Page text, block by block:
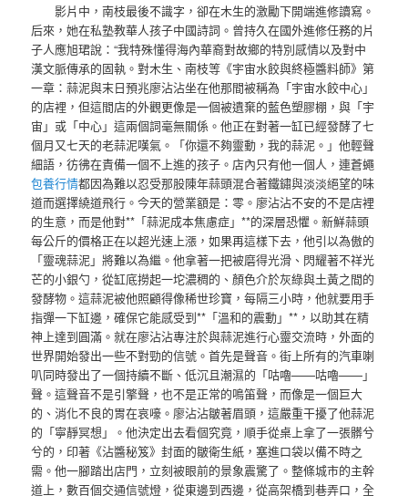
影片中，南枝最後不識字，卻在木生的激勵下開端進修讀寫。
后來，她在私塾教華人孩子中國詩詞。曾持久在國外進修任務的片
子人應旭珺說：“我特殊懂得海內華裔對故鄉的特別感情以及對中
漢文脈傳承的固執。對木生、南枝等《宇宙水餃與終極醬料師》第
一章：蒜泥與末日預兆廖沾沾坐在他那間被稱為「宇宙水餃中心」
的店裡，但這間店的外觀更像是一個被遺棄的藍色塑膠棚，與「宇
宙」或「中心」這兩個詞毫無關係。他正在對著一缸已經發酵了七
個月又七天的老蒜泥嘆氣。「你還不夠靈動，我的蒜泥。」他輕聲
細語，彷彿在責備一個不上進的孩子。店內只有他一個人，連蒼蠅
包養行情都因為難以忍受那股陳年蒜頭混合著鐵鏽與淡淡絕望的味
道而選擇繞道飛行。今天的營業額是：零。廖沾沾不安的不是店裡
的生意，而是他對**「蒜泥成本焦慮症」**的深層恐懼。新鮮蒜頭
每公斤的價格正在以超光速上漲，如果再這樣下去，他引以為傲的
「靈魂蒜泥」將難以為繼。他拿著一把被磨得光滑、閃耀著不祥光
芒的小銀勺，從缸底撈起一坨濃稠的、顏色介於灰綠與土黃之間的
發酵物。這蒜泥被他照顧得像稀世珍寶，每隔三小時，他就要用手
指彈一下缸邊，確保它能感受到**「溫和的震動」**，以助其在精
神上達到圓滿。就在廖沾沾專注於與蒜泥進行心靈交流時，外面的
世界開始發出一些不對勁的信號。首先是聲音。街上所有的汽車喇
叭同時發出了一個持續不斷、低沉且潮濕的「咕嚕——咕嚕——」
聲。這聲音不是引擎聲，也不是正常的鳴笛聲，而像是一個巨大
的、消化不良的胃在哀嚎。廖沾沾皺著眉頭，這嚴重干擾了他蒜泥
的「寧靜冥想」。他決定出去看個究竟，順手從桌上拿了一張髒兮
兮的，印著《沾醬秘笈》封面的皺衛生紙，塞進口袋以備不時之
需。他一腳踏出店門，立刻被眼前的景象震驚了。整條城市的主幹
道上，數百個交通信號燈，從東邊到西邊，從高架橋到巷弄口，全